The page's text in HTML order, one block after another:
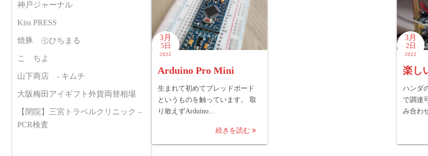
3月
5日
2022
Arduino Pro Mini
生まれて初めてブレッドボード
というものを触っています。 取
り敢えずArduino…
続きを読む
3月
2日
2022
楽し
ハンダ
で調達
み合わ
神戸ジャーナル
Kiss PRESS
焼豚 ㊆ひちまる
こゝちよ
山下商店 - キムチ
大阪梅田アイギフト外貨両替相場
【閉院】三宮トラベルクリニック –
PCR検査